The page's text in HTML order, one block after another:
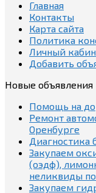
Главная
Контакты
Карта сайта
Политика
Личный
Добавить
Новые объявления
Помощь на
Ремонт
Оренбурге
Диагностика
Закупаем
(оэдф),
неликвиды
Закупаем